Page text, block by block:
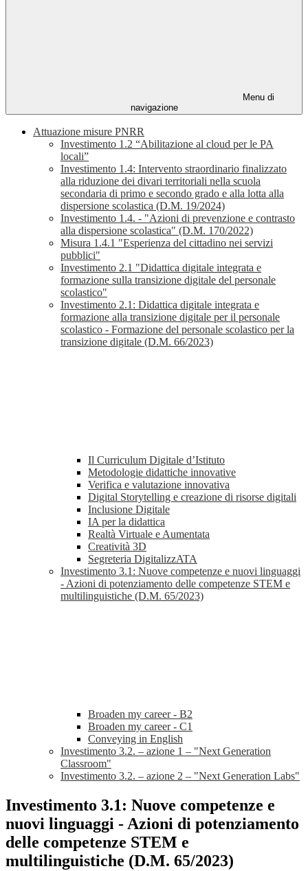
Menu di
navigazione
Attuazione misure PNRR
Investimento 1.2 “Abilitazione al cloud per le PA
locali”
Investimento 1.4: Intervento straordinario finalizzato
alla riduzione dei divari territoriali nella scuola
secondaria di primo e secondo grado e alla lotta alla
dispersione scolastica (D.M. 19/2024)
Investimento 1.4. - "Azioni di prevenzione e contrasto
alla dispersione scolastica" (D.M. 170/2022)
Misura 1.4.1 "Esperienza del cittadino nei servizi
pubblici"
Investimento 2.1 "Didattica digitale integrata e
formazione sulla transizione digitale del personale
scolastico"
Investimento 2.1: Didattica digitale integrata e
formazione alla transizione digitale per il personale
scolastico - Formazione del personale scolastico per la
transizione digitale (D.M. 66/2023)
Il Curriculum Digitale d’Istituto
Metodologie didattiche innovative
Verifica e valutazione innovativa
Digital Storytelling e creazione di risorse digitali
Inclusione Digitale
IA per la didattica
Realtà Virtuale e Aumentata
Creatività 3D
Segreteria DigitalizzATA
Investimento 3.1: Nuove competenze e nuovi linguaggi
- Azioni di potenziamento delle competenze STEM e
multilinguistiche (D.M. 65/2023)
Broaden my career - B2
Broaden my career - C1
Conveying in English
Investimento 3.2. – azione 1 – "Next Generation
Classroom"
Investimento 3.2. – azione 2 – "Next Generation Labs"
Investimento 3.1: Nuove competenze e
nuovi linguaggi - Azioni di potenziamento
delle competenze STEM e
multilinguistiche (D.M. 65/2023)